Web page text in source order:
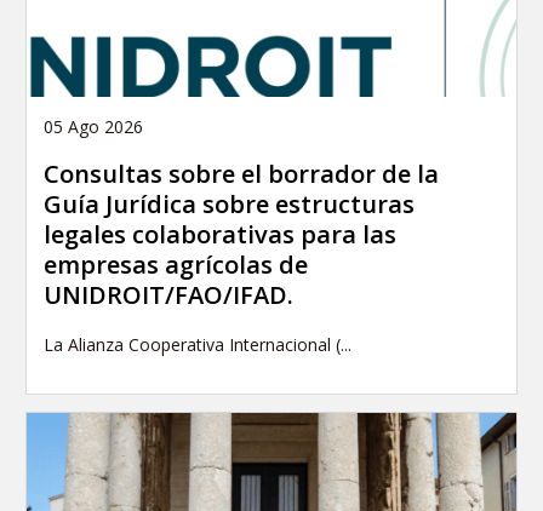
05 Ago 2026
Consultas sobre el borrador de la
Guía Jurídica sobre estructuras
legales colaborativas para las
empresas agrícolas de
UNIDROIT/FAO/IFAD.
La Alianza Cooperativa Internacional (...